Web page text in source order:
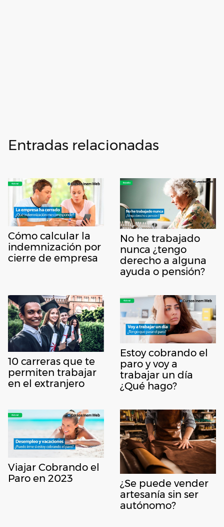
Entradas relacionadas
Cómo calcular la
indemnización por
cierre de empresa
No he trabajado
nunca ¿tengo
derecho a alguna
ayuda o pensión?
10 carreras que te
permiten trabajar
en el extranjero
Estoy cobrando el
paro y voy a
trabajar un día
¿Qué hago?
Viajar Cobrando el
Paro en 2023
¿Se puede vender
artesanía sin ser
autónomo?